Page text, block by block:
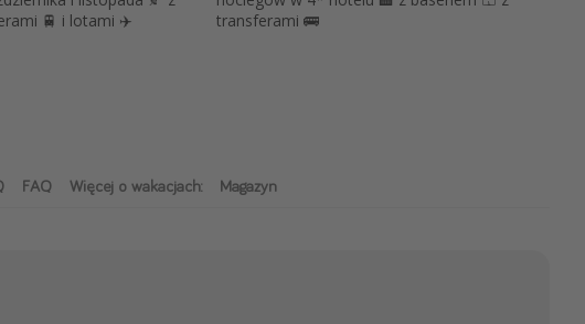
🚆 i lotami ✈️
transferami 🚌
FAQ Więcej o wakacjach: Magazyn